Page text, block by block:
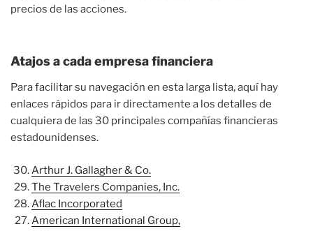
precios de las acciones.
Atajos a cada empresa financiera
Para facilitar su navegación en esta larga lista, aquí hay
enlaces rápidos para ir directamente a los detalles de
cualquiera de las 30 principales compañías financieras
estadounidenses.
Arthur J. Gallagher & Co.
The Travelers Companies, Inc.
Aflac Incorporated
American International Group,